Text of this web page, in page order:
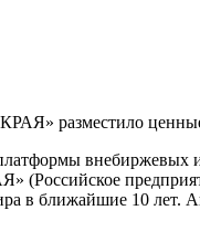
ценные
в ближайшие 10 лет.